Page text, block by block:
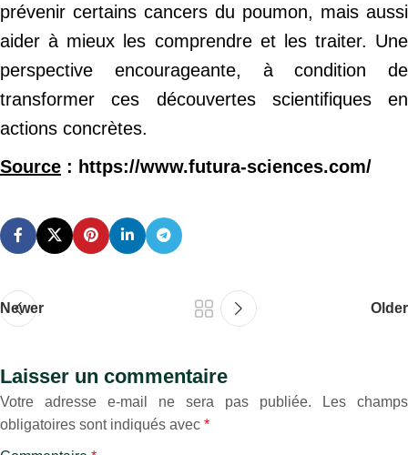
prévenir certains cancers du poumon, mais aussi
aider à mieux les comprendre et les traiter. Une
perspective encourageante, à condition de
transformer ces découvertes scientifiques en
actions concrètes.
Source : https://www.futura-sciences.com/
Newer Older
Laisser un commentaire
Votre adresse e-mail ne sera pas publiée.
Les champs
obligatoires sont indiqués avec *